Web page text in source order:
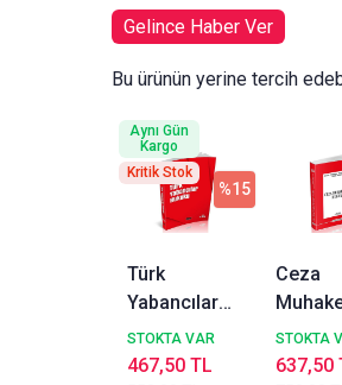
Gelince Haber Ver
Bu ürünün yerine tercih
Türk
Yabancılar
Hukuku -
Vahit Doğan,
STOKTA VAR
%15
467,50 TL
Aynı Gün
Kargo
Kritik Stok
Ceza
Nevzat
STOKTA
637,50